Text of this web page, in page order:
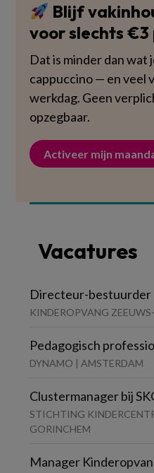
Blijf
voor slechts €3
Dat is minder dan wat
cappuccino — en veel
werkdag. Geen
opzegbaar.
Activeer mijn
Vacatures
Directeur-bestuurder
KINDEROPVANG
Pedagogisch
DYNAMO | AMSTERDAM
Clustermanager bij
STICHTING
GORINCHEM
Manager